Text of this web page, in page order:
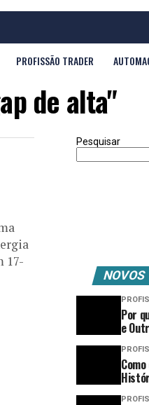
PROFISSÃO TRADER
de alta"
17-
Pesquisar
NOVOS
Por
e